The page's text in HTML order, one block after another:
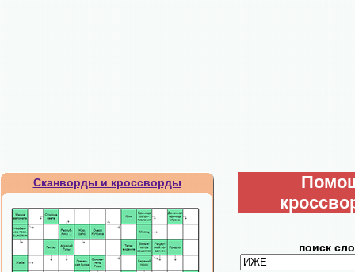
Сканворды и кроссворды
поиск